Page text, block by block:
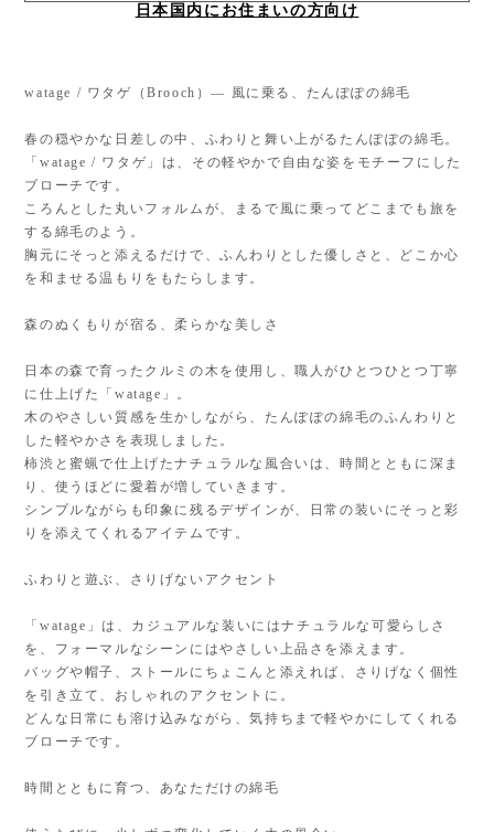
日本国内にお住まいの方向け
watage / ワタゲ（Brooch）— 風に乗る、たんぽぽの綿毛
春の穏やかな日差しの中、ふわりと舞い上がるたんぽぽの綿毛。
「watage / ワタゲ」は、その軽やかで自由な姿をモチーフにした
ブローチです。
ころんとした丸いフォルムが、まるで風に乗ってどこまでも旅を
する綿毛のよう。
胸元にそっと添えるだけで、ふんわりとした優しさと、どこか心
を和ませる温もりをもたらします。
森のぬくもりが宿る、柔らかな美しさ
日本の森で育ったクルミの木を使用し、職人がひとつひとつ丁寧
に仕上げた「watage」。
木のやさしい質感を生かしながら、たんぽぽの綿毛のふんわりと
した軽やかさを表現しました。
柿渋と蜜蝋で仕上げたナチュラルな風合いは、時間とともに深ま
り、使うほどに愛着が増していきます。
シンプルながらも印象に残るデザインが、日常の装いにそっと彩
りを添えてくれるアイテムです。
ふわりと遊ぶ、さりげないアクセント
「watage」は、カジュアルな装いにはナチュラルな可愛らしさ
を、フォーマルなシーンにはやさしい上品さを添えます。
バッグや帽子、ストールにちょこんと添えれば、さりげなく個性
を引き立て、おしゃれのアクセントに。
どんな日常にも溶け込みながら、気持ちまで軽やかにしてくれる
ブローチです。
時間とともに育つ、あなただけの綿毛